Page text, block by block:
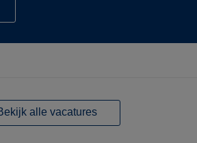
alle vacatures